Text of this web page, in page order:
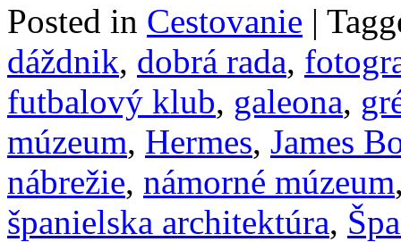
Posted in Cestovanie |
dáždnik, dobrá rada,
futbalový klub, galeona,
múzeum, Hermes, James
nábrežie, námorné múzeum
španielska architektúra,